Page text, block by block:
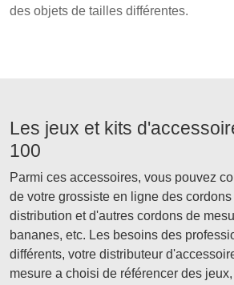
des objets de tailles différentes.
Les jeux et kits
100
Parmi ces accessoires, vous pouvez
de votre grossiste en ligne des
distribution et d'autres cordons de
bananes, etc. Les besoins des
différents, votre distributeur
mesure a choisi de référencer des